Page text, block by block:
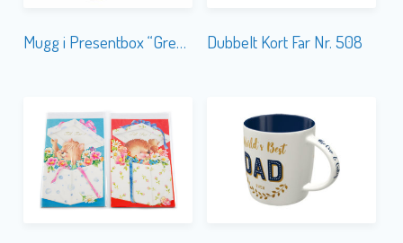
Mugg i Presentbox “Greatest Dad” Dubbelt Kort Far Nr. 508